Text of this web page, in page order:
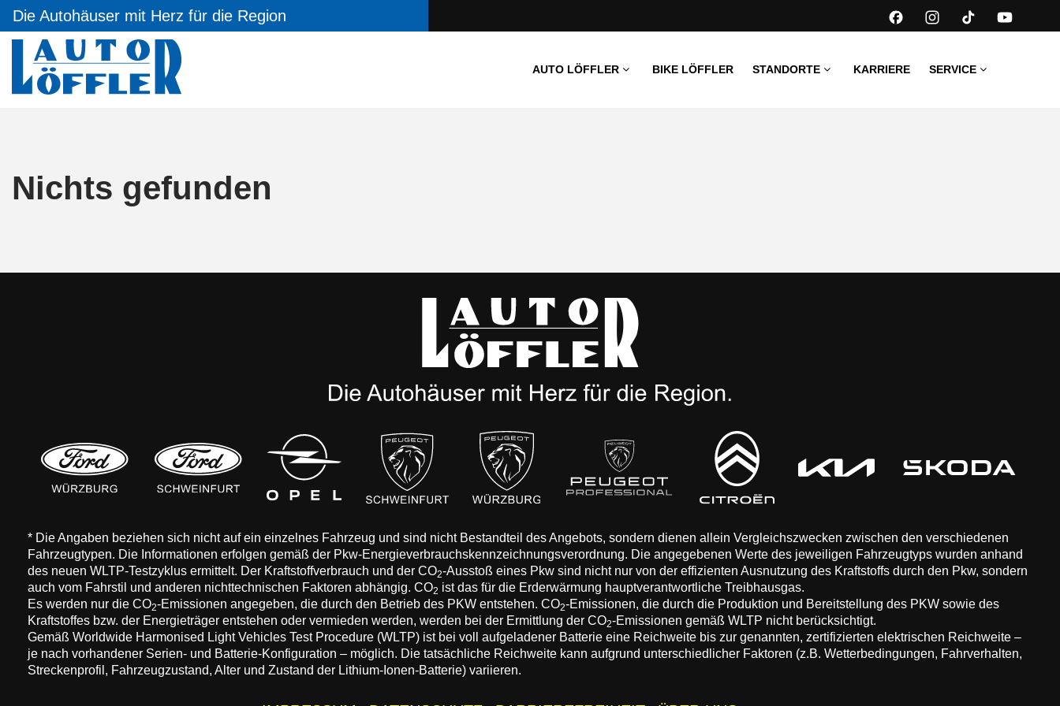
Die Autohäuser mit Herz für die Region
AUTO LÖFFLER BIKE LÖFFLER STANDORTE KARRIERE SERVICE
Nichts gefunden
* Die Angaben beziehen sich nicht auf ein einzelnes Fahrzeug und sind nicht Bestandteil des Angebots, sondern dienen allein Vergleichszwecken zwischen den verschiedenen
Fahrzeugtypen. Die Informationen erfolgen gemäß der Pkw-Energieverbrauchskennzeichnungsverordnung. Die angegebenen Werte des jeweiligen Fahrzeugtyps wurden anhand
des neuen WLTP-Testzyklus ermittelt. Der Kraftstoffverbrauch und der CO2-Ausstoß eines Pkw sind nicht nur von der effizienten Ausnutzung des Kraftstoffs durch den Pkw, sondern
auch vom Fahrstil und anderen nichttechnischen Faktoren abhängig. CO2 ist das für die Erderwärmung hauptverantwortliche Treibhausgas.
Es werden nur die CO2-Emissionen angegeben, die durch den Betrieb des PKW entstehen. CO2-Emissionen, die durch die Produktion und Bereitstellung des PKW sowie des
Kraftstoffes bzw. der Energieträger entstehen oder vermieden werden, werden bei der Ermittlung der CO2-Emissionen gemäß WLTP nicht berücksichtigt.
Gemäß Worldwide Harmonised Light Vehicles Test Procedure (WLTP) ist bei voll aufgeladener Batterie eine Reichweite bis zur genannten, zertifizierten elektrischen Reichweite –
je nach vorhandener Serien- und Batterie-Konfiguration – möglich. Die tatsächliche Reichweite kann aufgrund unterschiedlicher Faktoren (z.B. Wetterbedingungen, Fahrverhalten,
Streckenprofil, Fahrzeugzustand, Alter und Zustand der Lithium-Ionen-Batterie) variieren.